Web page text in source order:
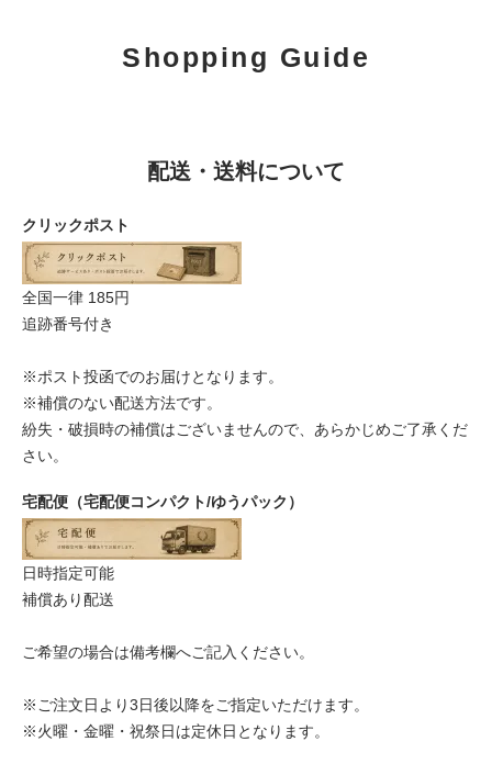
Shopping Guide
配送・送料について
クリックポスト
全国一律 185円
追跡番号付き
※ポスト投函でのお届けとなります。
※補償のない配送方法です。
紛失・破損時の補償はございませんので、あらかじめご了承くだ
さい。
宅配便（宅配便コンパクト/ゆうパック）
日時指定可能
補償あり配送
ご希望の場合は備考欄へご記入ください。
※ご注文日より3日後以降をご指定いただけます。
※火曜・金曜・祝祭日は定休日となります。